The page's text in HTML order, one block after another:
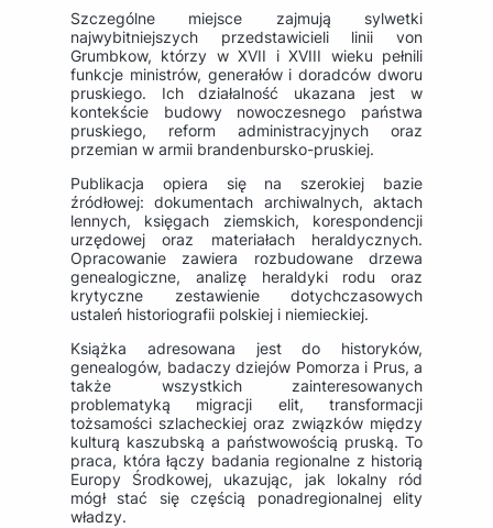
Szczególne miejsce zajmują sylwetki
najwybitniejszych przedstawicieli linii von
Grumbkow, którzy w XVII i XVIII wieku pełnili
funkcje ministrów, generałów i doradców dworu
pruskiego. Ich działalność ukazana jest w
kontekście budowy nowoczesnego państwa
pruskiego, reform administracyjnych oraz
przemian w armii brandenbursko-pruskiej.
Publikacja opiera się na szerokiej bazie
źródłowej: dokumentach archiwalnych, aktach
lennych, księgach ziemskich, korespondencji
urzędowej oraz materiałach heraldycznych.
Opracowanie zawiera rozbudowane drzewa
genealogiczne, analizę heraldyki rodu oraz
krytyczne zestawienie dotychczasowych
ustaleń historiografii polskiej i niemieckiej.
Książka adresowana jest do historyków,
genealogów, badaczy dziejów Pomorza i Prus, a
także wszystkich zainteresowanych
problematyką migracji elit, transformacji
tożsamości szlacheckiej oraz związków między
kulturą kaszubską a państwowością pruską. To
praca, która łączy badania regionalne z historią
Europy Środkowej, ukazując, jak lokalny ród
mógł stać się częścią ponadregionalnej elity
władzy.